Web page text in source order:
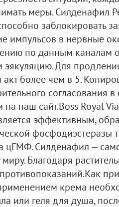
меры. Силденафил
заблокировать
импульсов в нервные
по данным каналам
Для
более чем в 5.
согласования в
наш сайт.Boss Royal
эффективным,
фосфодиэстеразы
цГМФ. Силденафил —
Благодаря
крема
или геля для душа,